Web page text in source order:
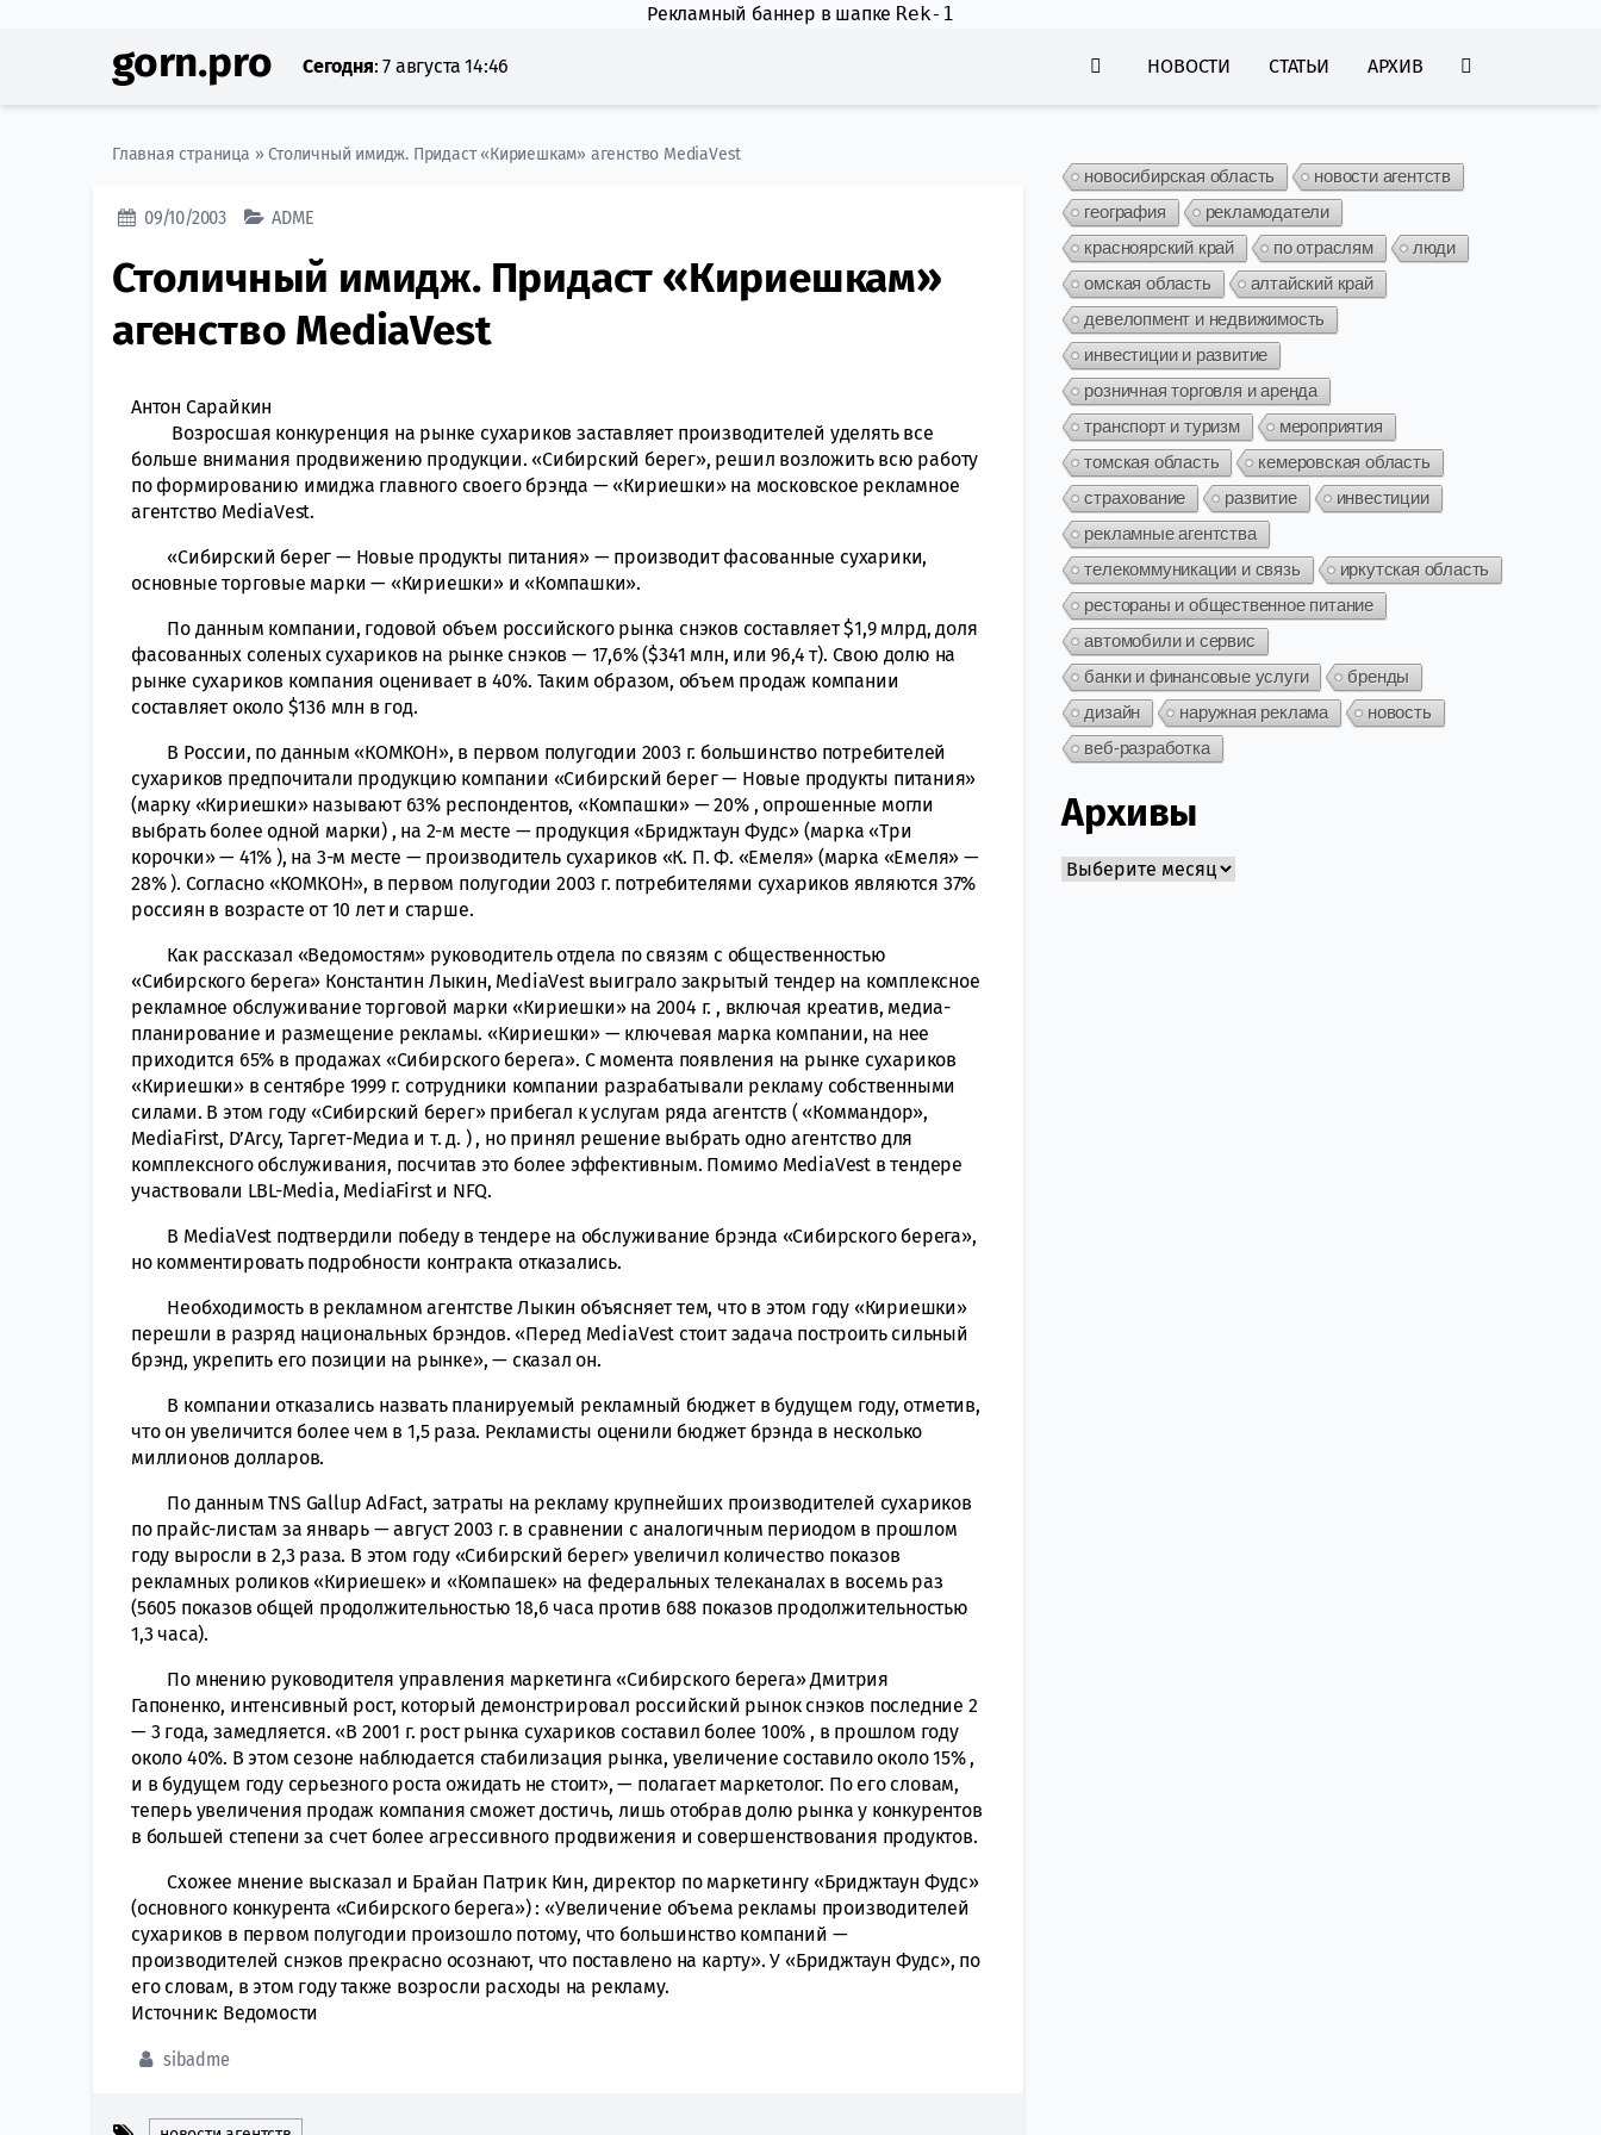
Рекламный баннер в шапке Rek-1
gorn.pro Сегодня: 7 августа 14:46 НОВОСТИ СТАТЬИ АРХИВ
Главная страница »Столичный имидж. Придаст «Кириешкам» агенство MediaVest
09/10/2003 ADME
Столичный имидж. Придаст «Кириешкам»
агенство MediaVest
Антон Сарайкин
Возросшая конкуренция на рынке сухариков заставляет производителей уделять все
больше внимания продвижению продукции. «Сибирский берег», решил возложить всю работу
по формированию имиджа главного своего брэнда — «Кириешки» на московское рекламное
агентство MediaVest.
«Сибирский берег — Новые продукты питания» — производит фасованные сухарики,
основные торговые марки — «Кириешки» и «Компашки».
По данным компании, годовой объем российского рынка снэков составляет $1,9 млрд, доля
фасованных соленых сухариков на рынке снэков — 17,6% ($341 млн, или 96,4 т). Свою долю на
рынке сухариков компания оценивает в 40%. Таким образом, объем продаж компании
составляет около $136 млн в год.
В России, по данным «КОМКОН», в первом полугодии 2003 г. большинство потребителей
сухариков предпочитали продукцию компании «Сибирский берег — Новые продукты питания»
(марку «Кириешки» называют 63% респондентов, «Компашки» — 20% , опрошенные могли
выбрать более одной марки) , на 2-м месте — продукция «Бриджтаун Фудс» (марка «Три
корочки» — 41% ), на 3-м месте — производитель сухариков «К. П. Ф. «Емеля» (марка «Емеля» —
28% ). Согласно «КОМКОН», в первом полугодии 2003 г. потребителями сухариков являются 37%
россиян в возрасте от 10 лет и старше.
Как рассказал «Ведомостям» руководитель отдела по связям с общественностью
«Сибирского берега» Константин Лыкин, MediaVest выиграло закрытый тендер на комплексное
рекламное обслуживание торговой марки «Кириешки» на 2004 г. , включая креатив, медиа-
планирование и размещение рекламы. «Кириешки» — ключевая марка компании, на нее
приходится 65% в продажах «Сибирского берега». С момента появления на рынке сухариков
«Кириешки» в сентябре 1999 г. сотрудники компании разрабатывали рекламу собственными
силами. В этом году «Сибирский берег» прибегал к услугам ряда агентств ( «Коммандор»,
MediaFirst, D’Arcy, Таргет-Медиа и т. д. ) , но принял решение выбрать одно агентство для
комплексного обслуживания, посчитав это более эффективным. Помимо MediaVest в тендере
участвовали LBL-Media, MediaFirst и NFQ.
В MediaVest подтвердили победу в тендере на обслуживание брэнда «Сибирского берега»,
но комментировать подробности контракта отказались.
Необходимость в рекламном агентстве Лыкин объясняет тем, что в этом году «Кириешки»
перешли в разряд национальных брэндов. «Перед MediaVest стоит задача построить сильный
брэнд, укрепить его позиции на рынке», — сказал он.
В компании отказались назвать планируемый рекламный бюджет в будущем году, отметив,
что он увеличится более чем в 1,5 раза. Рекламисты оценили бюджет брэнда в несколько
миллионов долларов.
По данным TNS Gallup AdFact, затраты на рекламу крупнейших производителей сухариков
по прайс-листам за январь — август 2003 г. в сравнении с аналогичным периодом в прошлом
году выросли в 2,3 раза. В этом году «Сибирский берег» увеличил количество показов
рекламных роликов «Кириешек» и «Компашек» на федеральных телеканалах в восемь раз
(5605 показов общей продолжительностью 18,6 часа против 688 показов продолжительностью
1,3 часа).
По мнению руководителя управления маркетинга «Сибирского берега» Дмитрия
Гапоненко, интенсивный рост, который демонстрировал российский рынок снэков последние 2
— 3 года, замедляется. «В 2001 г. рост рынка сухариков составил более 100% , в прошлом году
около 40%. В этом сезоне наблюдается стабилизация рынка, увеличение составило около 15% ,
и в будущем году серьезного роста ожидать не стоит», — полагает маркетолог. По его словам,
теперь увеличения продаж компания сможет достичь, лишь отобрав долю рынка у конкурентов
в большей степени за счет более агрессивного продвижения и совершенствования продуктов.
Схожее мнение высказал и Брайан Патрик Кин, директор по маркетингу «Бриджтаун Фудс»
(основного конкурента «Сибирского берега») : «Увеличение объема рекламы производителей
сухариков в первом полугодии произошло потому, что большинство компаний —
производителей снэков прекрасно осознают, что поставлено на карту». У «Бриджтаун Фудс», по
его словам, в этом году также возросли расходы на рекламу.
Источник: Ведомости
sibadme
новосибирская область
новости агентств
география
рекламодатели
красноярский край
по отраслям
люди
омская область
алтайский край
девелопмент и недвижимость
инвестиции и развитие
розничная торговля и аренда
транспорт и туризм
мероприятия
томская область
кемеровская область
страхование
развитие
инвестиции
рекламные агентства
телекоммуникации и связь
иркутская область
рестораны и общественное питание
автомобили и сервис
банки и финансовые услуги
бренды
дизайн
наружная реклама
новость
веб-разработка
Архивы
Архивы